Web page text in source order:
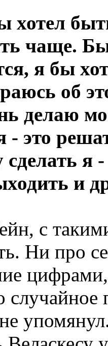
хотел
чаще.
я бы
об
делаю
- это
сделать я
и
с
Ни про